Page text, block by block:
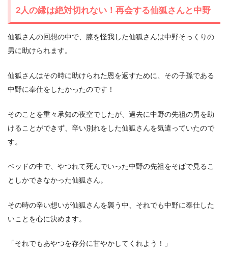
2人の縁は絶対切れない！再会する仙狐さんと中野
仙狐さんの回想の中で、膝を怪我した仙狐さんは中野そっくりの
男に助けられます。
仙狐さんはその時に助けられた恩を返すために、その子孫である
中野に奉仕をしたかったのです！
そのことを重々承知の夜空でしたが、過去に中野の先祖の男を助
けることができず、辛い別れをした仙狐さんを気遣っていたので
す。
ベッドの中で、やつれて死んでいった中野の先祖をそばで見るこ
としかできなかった仙狐さん。
その時の辛い想いが仙狐さんを襲う中、それでも中野に奉仕した
いことを心に決めます。
「それでもあやつを存分に甘やかしてくれよう！」